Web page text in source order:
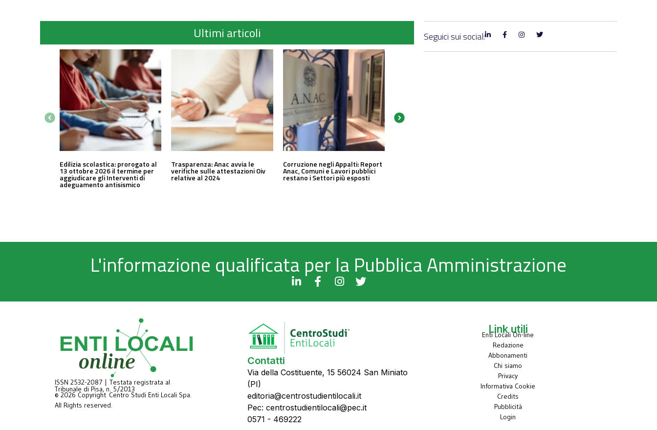
Ultimi articoli
Edilizia scolastica: prorogato al
13 ottobre 2026 il termine per
aggiudicare gli Interventi di
adeguamento antisismico
Trasparenza: Anac avvia le
verifiche sulle attestazioni Oiv
relative al 2024
Corruzione negli Appalti: Report
Anac, Comuni e Lavori pubblici
restano i Settori più esposti
Seguici sui social:
L'informazione qualificata per la Pubblica Amministrazione
ISSN 2532-2087 | Testata registrata al
Tribunale di Pisa, n. 5/2013
© 2026 Copyright Centro Studi Enti Locali Spa.
All Rights reserved.
Contatti
Via della Costituente, 15 56024 San Miniato
(PI)
editoria@centrostudientilocali.it
Pec: centrostudientilocali@pec.it
0571 - 469222
Link utili
Enti Locali On-line
Redazione
Abbonamenti
Chi siamo
Privacy
Informativa Cookie
Credits
Pubblicità
Login